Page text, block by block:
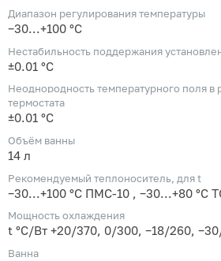
Диапазон регулирования температуры
−30...+100 °С
Нестабильность поддержания
±0.01 °С
Неоднородность температурного поля в
термостата
±0.01 °С
Объём ванны
14 л
Рекомендуемый теплоноситель, для t
−30...+100 °С ПМС-10 , −30...+80 °С
Мощность охлаждения
t °С/Вт +20/370, 0/300, −18/260,
Ванна